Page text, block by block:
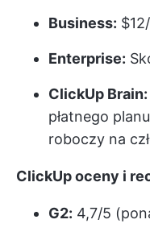
Business:
Enterprise:
ClickUp Brain:
płatnego
roboczy na
ClickUp oceny i
G2: 4,7/5